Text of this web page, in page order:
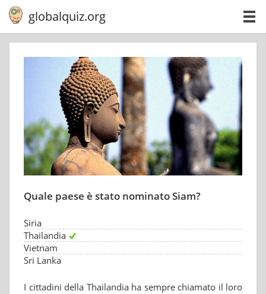
globalquiz.org
Quale paese è stato nominato Siam?
Siria
Thailandia
Vietnam
Sri Lanka
I cittadini della Thailandia ha sempre chiamato il loro